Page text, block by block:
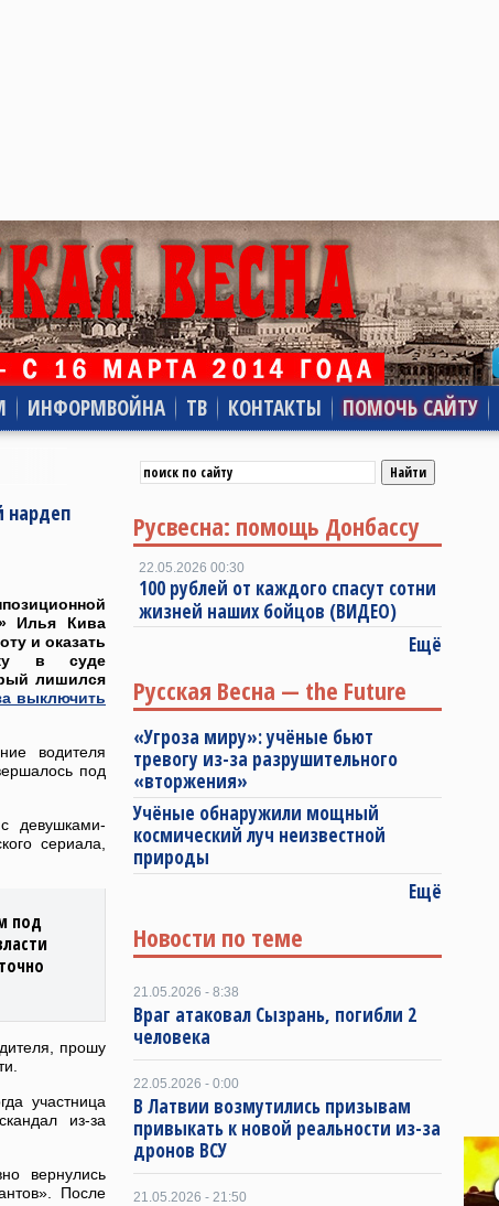
ИНФОРМВОЙНА ТВ КОНТАКТЫ ПОМОЧЬ САЙТУ
нардеп
Илья Кива
и оказать
в суде
лишился
выключить
водителя
под
девушками-
сериала,
под
прошу
участница
из-за
вернулись
После
Русвесна: помощь Донбассу
22.05.2026 00:30
100 рублей от каждого спасут сотни
жизней наших бойцов (ВИДЕО)
Ещё
Русская Весна — the Future
«Угроза миру»: учёные бьют
тревогу из-за разрушительного
«вторжения»
Учёные обнаружили мощный
космический луч неизвестной
природы
Ещё
Новости по теме
21.05.2026 - 8:38
Враг атаковал Сызрань, погибли 2
человека
22.05.2026 - 0:00
В Латвии возмутились призывам
привыкать к новой реальности из-за
дронов ВСУ
21.05.2026 - 21:50